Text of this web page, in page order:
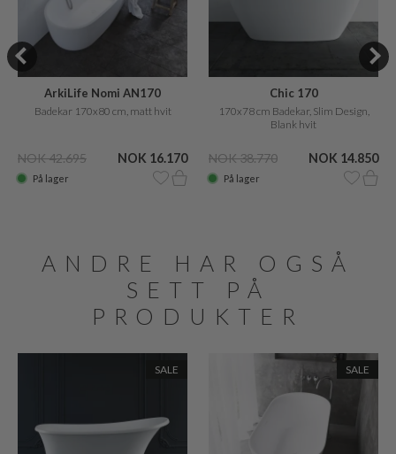
ArkiLife Nomi AN170
Badekar 170x80 cm, matt hvit
NOK 42.695 NOK 16.170
På lager
Chic 170
170x78 cm Badekar, Slim Design,
Blank hvit
NOK 38.770 NOK 14.850
På lager
ANDRE HAR OGSÅ
SETT PÅ
PRODUKTER
SALE SALE